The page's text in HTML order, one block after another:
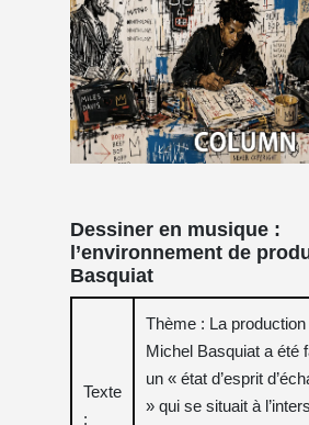
Dessiner en musique :
l’environnement de
Basquiat
Texte
:
Thème : La
Michel Basquiat a été
un « état d’esprit
» qui se situait à